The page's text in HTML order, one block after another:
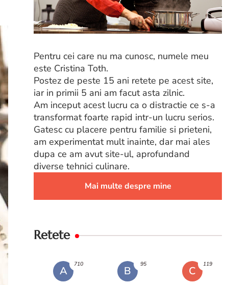
Pentru cei care nu ma cunosc, numele meu
este Cristina Toth.
Postez de peste 15 ani retete pe acest site,
iar in primii 5 ani am facut asta zilnic.
Am inceput acest lucru ca o distractie ce s-a
transformat foarte rapid intr-un lucru serios.
Gatesc cu placere pentru familie si prieteni,
am experimentat mult inainte, dar mai ales
dupa ce am avut site-ul, aprofundand
diverse tehnici culinare.
Mai multe despre mine
Retete
A
710
B
95
C
119